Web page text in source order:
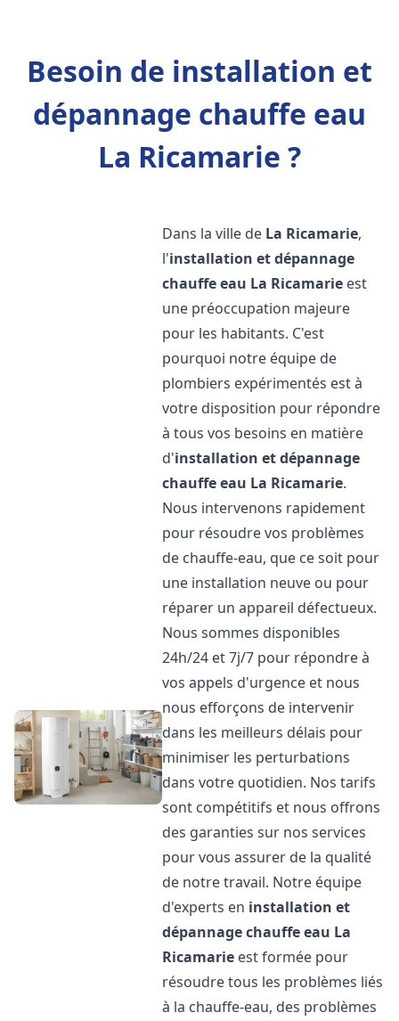
Besoin de installation et
dépannage chauffe eau
La Ricamarie ?
Dans la ville de La Ricamarie,
l'installation et dépannage
chauffe eau La Ricamarie est
une préoccupation majeure
pour les habitants. C'est
pourquoi notre équipe de
plombiers expérimentés est à
votre disposition pour répondre
à tous vos besoins en matière
d'installation et dépannage
chauffe eau La Ricamarie.
Nous intervenons rapidement
pour résoudre vos problèmes
de chauffe-eau, que ce soit pour
une installation neuve ou pour
réparer un appareil défectueux.
Nous sommes disponibles
24h/24 et 7j/7 pour répondre à
vos appels d'urgence et nous
nous efforçons de intervenir
dans les meilleurs délais pour
minimiser les perturbations
dans votre quotidien. Nos tarifs
sont compétitifs et nous offrons
des garanties sur nos services
pour vous assurer de la qualité
de notre travail. Notre équipe
d'experts en installation et
dépannage chauffe eau La
Ricamarie est formée pour
résoudre tous les problèmes liés
à la chauffe-eau, des problèmes